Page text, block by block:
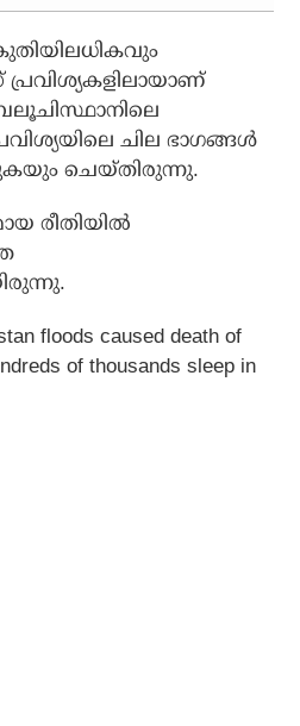
ചില ഭാഗങ്ങള്‍
ചെയ്തിരുന്നു.
രീതിയില്‍
floods caused death of
of thousands sleep in